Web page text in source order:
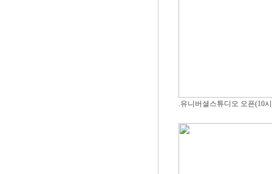
.유니버셜스튜디오 오픈(10